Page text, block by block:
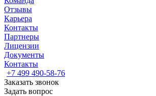
Отзывы
Карьера
Контакты
Партнеры
Лицензии
Документы
Контакты
+7 499 490-58-76
Заказать звонок
Задать вопрос